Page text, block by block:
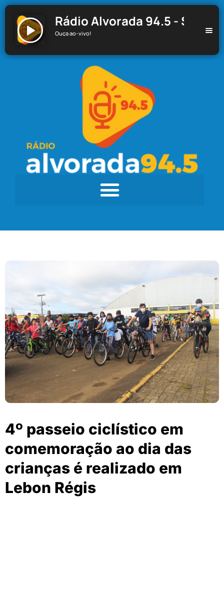
Rádio Alvorada 94.5 - Santa
Ouça ao-vivo!
4º passeio ciclístico em
comemoração ao dia das
crianças é realizado em
Lebon Régis